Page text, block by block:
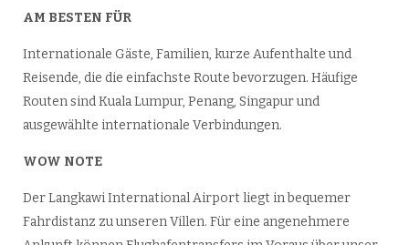
AM BESTEN FÜR
Internationale Gäste, Familien, kurze Aufenthalte und
Reisende, die die einfachste Route bevorzugen. Häufige
Routen sind Kuala Lumpur, Penang, Singapur und
ausgewählte internationale Verbindungen.
WOW NOTE
Der Langkawi International Airport liegt in bequemer
Fahrdistanz zu unseren Villen. Für eine angenehmere